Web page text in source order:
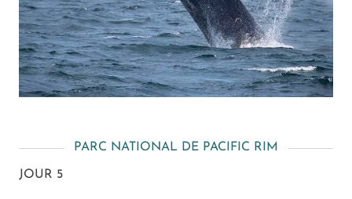
PARC NATIONAL DE PACIFIC RIM
JOUR 5